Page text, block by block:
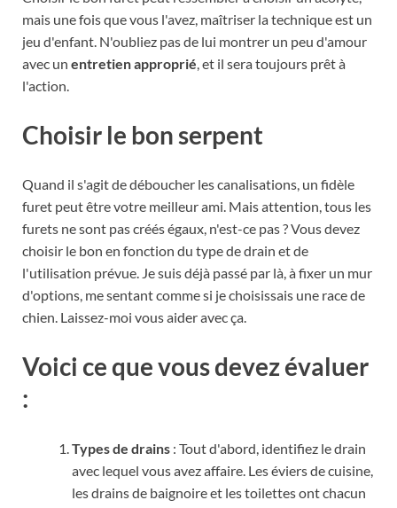
mais une fois que vous l'avez, maîtriser la technique est un
jeu d'enfant. N'oubliez pas de lui montrer un peu d'amour
avec un entretien approprié, et il sera toujours prêt à
l'action.
Choisir le bon serpent
Quand il s'agit de déboucher les canalisations, un fidèle
furet peut être votre meilleur ami. Mais attention, tous les
furets ne sont pas créés égaux, n'est-ce pas ? Vous devez
choisir le bon en fonction du type de drain et de
l'utilisation prévue. Je suis déjà passé par là, à fixer un mur
d'options, me sentant comme si je choisissais une race de
chien. Laissez-moi vous aider avec ça.
Voici ce que vous devez évaluer
:
Types de drains : Tout d'abord, identifiez le drain
avec lequel vous avez affaire. Les éviers de cuisine,
les drains de baignoire et les toilettes ont chacun